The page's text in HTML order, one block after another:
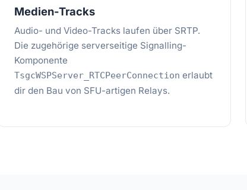
Medien-Tracks
Audio- und Video-Tracks laufen über SRTP.
Die zugehörige serverseitige Signalling-
Komponente
TsgcWSPServer_RTCPeerConnection erlaubt
dir den Bau von SFU-artigen Relays.